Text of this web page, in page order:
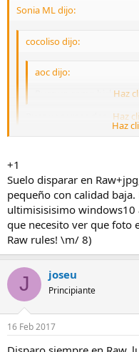
Sonia ML dijo:
cocoliso dijo:
aoc dijo:
Pues yo como bichoHaz
Pues ya somos dos. 8)Haz
teneis de disparar en raw+jpg
de borrar siempre hay
y sin raw tienes todas las
Haz
+1
Suelo disparar en
pequeño con calidad
ultimisisisimo windows10
que necesito ver que foto
Raw rules! \m/ 8)
J joseu
Principiante
16 Feb 2017